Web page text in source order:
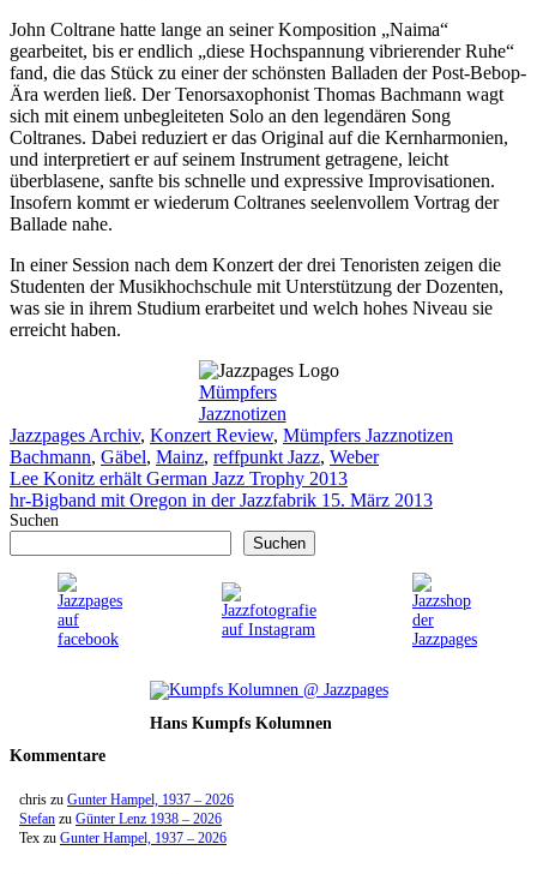
John Coltrane hatte lange an seiner Komposition „Naima“
gearbeitet, bis er endlich „diese Hochspannung vibrierender Ruhe“
fand, die das Stück zu einer der schönsten Balladen der Post-Bebop-
Ära werden ließ. Der Tenorsaxophonist Thomas Bachmann wagt
sich mit einem unbegleiteten Solo an den legendären Song
Coltranes. Dabei reduziert er das Original auf die Kernharmonien,
und interpretiert er auf seinem Instrument getragene, leicht
überblasene, sanfte bis schnelle und expressive Improvisationen.
Insofern kommt er wiederum Coltranes seelenvollem Vortrag der
Ballade nahe.
In einer Session nach dem Konzert der drei Tenoristen zeigen die
Studenten der Musikhochschule mit Unterstützung der Dozenten,
was sie in ihrem Studium erarbeitet und welch hohes Niveau sie
erreicht haben.
Mümpfers
Jazznotizen
Kategorien
Jazzpages Archiv, Konzert Review, Mümpfers Jazznotizen
Bachmann, Gäbel, Mainz, reffpunkt Jazz, Weber
Lee Konitz erhält German Jazz Trophy 2013
hr-Bigband mit Oregon in der Jazzfabrik 15. März 2013
Suchen
Suchen
Hans Kumpfs Kolumnen
Kommentare
chris zu Gunter Hampel, 1937 – 2026
Stefan zu Günter Lenz 1938 – 2026
Tex zu Gunter Hampel, 1937 – 2026